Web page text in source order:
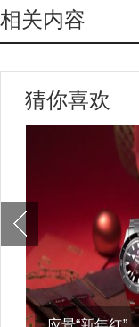
相关内容
猜你喜欢